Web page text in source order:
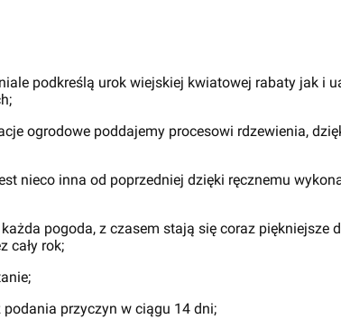
podkreślą urok wiejskiej kwiatowej rabaty jak i
ogrodowe poddajemy procesowi rdzewienia,
nieco inna od poprzedniej dzięki ręcznemu
pogoda, z czasem stają się coraz piękniejsze
cały rok;
przyczyn w ciągu 14 dni;